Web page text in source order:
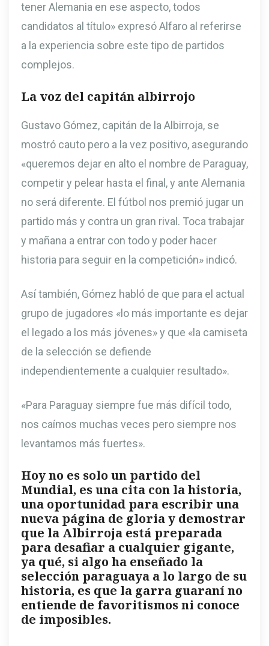
tener Alemania en ese aspecto, todos
candidatos al título» expresó Alfaro al referirse
a la experiencia sobre este tipo de partidos
complejos.
La voz del capitán albirrojo
Gustavo Gómez, capitán de la Albirroja, se
mostró cauto pero a la vez positivo, asegurando
«queremos dejar en alto el nombre de Paraguay,
competir y pelear hasta el final, y ante Alemania
no será diferente. El fútbol nos premió jugar un
partido más y contra un gran rival. Toca trabajar
y mañana a entrar con todo y poder hacer
historia para seguir en la competición» indicó.
Así también, Gómez habló de que para el actual
grupo de jugadores «lo más importante es dejar
el legado a los más jóvenes» y que «la camiseta
de la selección se defiende
independientemente a cualquier resultado».
«Para Paraguay siempre fue más difícil todo,
nos caímos muchas veces pero siempre nos
levantamos más fuertes».
Hoy no es solo un partido del
Mundial, es una cita con la historia,
una oportunidad para escribir una
nueva página de gloria y demostrar
que la Albirroja está preparada
para desafiar a cualquier gigante,
ya qué, si algo ha enseñado la
selección paraguaya a lo largo de su
historia, es que la garra guaraní no
entiende de favoritismos ni conoce
de imposibles.